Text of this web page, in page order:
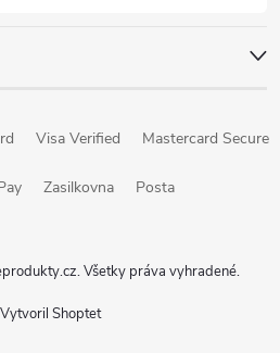
Visa Verified Mastercard Secure
Zasilkovna Posta
Vytvoril Shoptet
. Všetky práva vyhradené.